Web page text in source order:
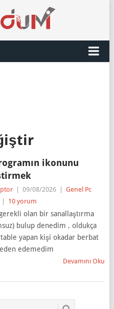
ikonunu
09/08/2026
Genel Pc
10 yorum
olan bir sanallaştırma
bulup denedim , oldukça
yapan kişi okadar berbat
edemedim
Devamını Oku